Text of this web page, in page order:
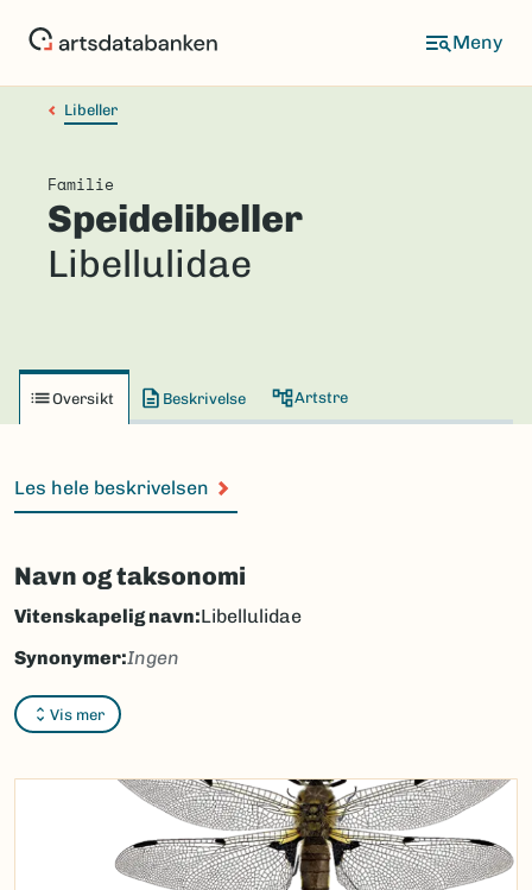
Libeller
Familie
Speidelibeller
Libellulidae
Oversikt Beskrivelse Artstre
Les hele beskrivelsen
Navn og taksonomi
Vis mer
Vitenskapelig navn:Libellulidae
Synonymer:Ingen
Bokmål:speidelibeller
Nynorsk:speidelibeller
Nordsamisk/Davvisámegiella:Ingen
Vitenskapelig navn ID:49603
32616